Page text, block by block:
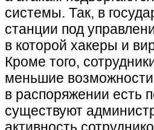
системы. Так, в
станции под
в которой хакеры и
Кроме того,
меньшие возможности
в распоряжении есть
существуют